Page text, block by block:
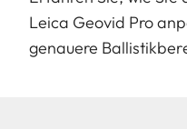
Leica Geovid Pro
genauere